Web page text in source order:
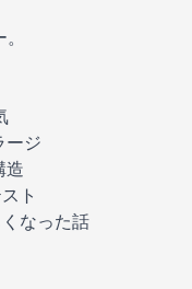
ージ
造
ト
なった話